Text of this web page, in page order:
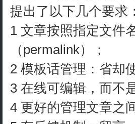
提出了以下几个要求：
1 文章按照指定文件
（permalink）；
2 模板话管理：省却
3 在线可编辑，而不
4 更好的管理文章之